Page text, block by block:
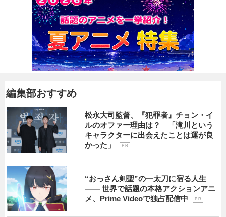
編集部おすすめ
松永大司監督、『犯罪者』チョン・イ
ルのオファー理由は？ 「滝川という
キャラクターに出会えたことは運が良
かった」
P R
“おっさん剣聖”の一太刀に宿る人生
―― 世界で話題の本格アクションアニ
メ、Prime Videoで独占配信中
P R